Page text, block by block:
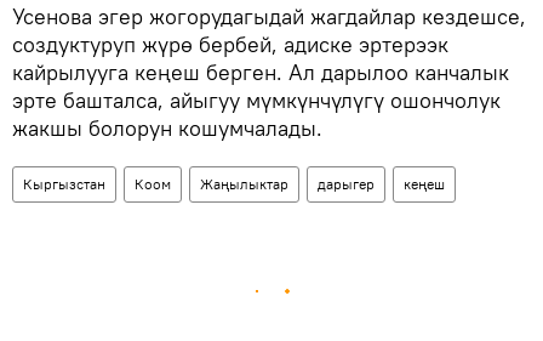
Усенова эгер жогорудагыдай жагдайлар кездешсе,
создуктуруп жүрө бербей, адиске эртерээк
кайрылууга кеңеш берген. Ал дарылоо канчалык
эрте башталса, айыгуу мүмкүнчүлүгү ошончолук
жакшы болорун кошумчалады.
Кыргызстан Коом Жаңылыктар дарыгер кеңеш